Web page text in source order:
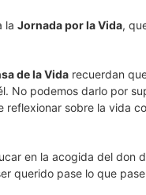
la Jornada por la Vida,
de la Vida recuerdan
No podemos darlo por
reflexionar sobre la vida
en la acogida del don
querido pase lo que